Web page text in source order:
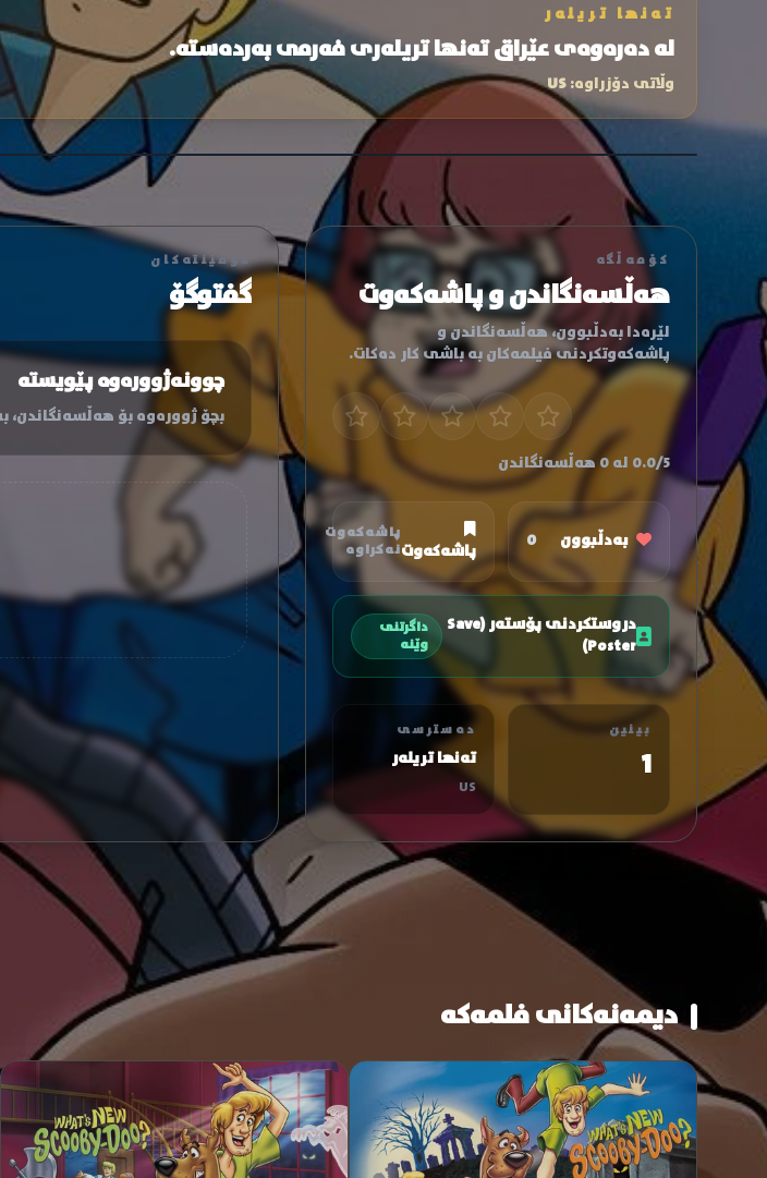
تەنها تریلەر
لە دەرەوەی عێراق تەنها تریلەری فەرمی بەردەستە.
وڵاتی دۆزراوە:US
کۆمەڵگە
هەڵسەنگاندن و پاشەکەوت
لێرەدا بەدڵبوون، هەڵسەنگاندن و
پاشەکەوتکردنی فیلمەکان بە باشی کار دەکات.
0.0/5 لە 0 هەڵسەنگاندن
بەدڵبوون 0 پاشەکەوت
پاشەکەوت
نەکراوە
دروستکردنی پۆستەر (Save
Poster)
داگرتنی
وێنە
بینین
1
دەسترسی
تەنها تریلەر
US
کۆمێنتەکان
گفتوگۆ
چوونەژوورەوە پێویستە
بچۆ ژوورەوە بۆ هەڵسەنگاندن،
دیمەنەکانی فلمەکە